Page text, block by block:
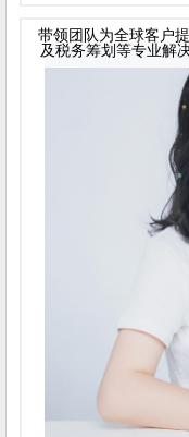
带领团队为全球客户
及税务筹划等专业解